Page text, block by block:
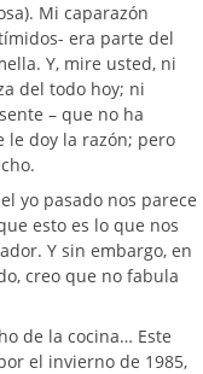
Mi caparazón
era parte del
Y, mire usted, ni
del todo hoy; ni
– que no ha
le doy la razón; pero
yo pasado nos parece
esto es lo que nos
Y sin embargo, en
creo que no fabula
de la cocina… Este
el invierno de 1985,